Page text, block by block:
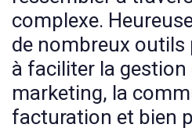
complexe.
de nombreux outils
à faciliter la gestion
marketing, la
facturation et bien